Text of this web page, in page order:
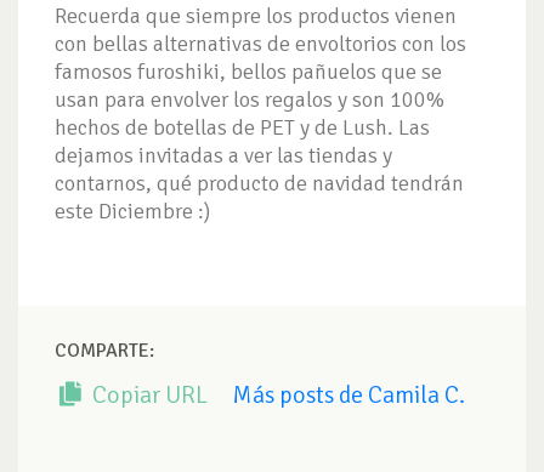
Recuerda que siempre los productos vienen
con bellas alternativas de envoltorios con los
famosos furoshiki, bellos pañuelos que se
usan para envolver los regalos y son 100%
hechos de botellas de PET y de Lush. Las
dejamos invitadas a ver las tiendas y
contarnos, qué producto de navidad tendrán
este Diciembre :)
COMPARTE:
Copiar URL Más posts de Camila C.